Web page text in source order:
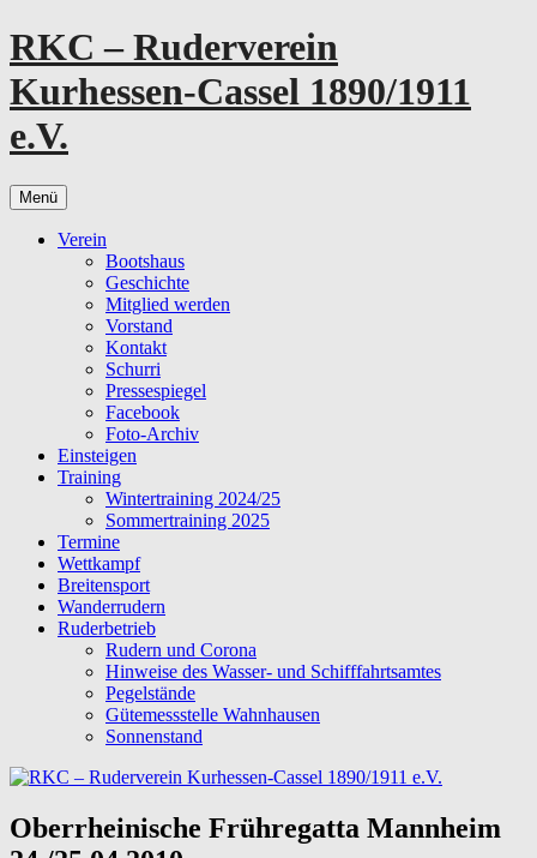
Zum
Inhalt
springen
RKC – Ruderverein
Kurhessen-Cassel 1890/1911
e.V.
Menü
Verein
Bootshaus
Geschichte
Mitglied werden
Vorstand
Kontakt
Schurri
Pressespiegel
Facebook
Foto-Archiv
Einsteigen
Training
Wintertraining 2024/25
Sommertraining 2025
Termine
Wettkampf
Breitensport
Wanderrudern
Ruderbetrieb
Rudern und Corona
Hinweise des Wasser- und Schifffahrtsamtes
Pegelstände
Gütemessstelle Wahnhausen
Sonnenstand
Oberrheinische Frühregatta Mannheim